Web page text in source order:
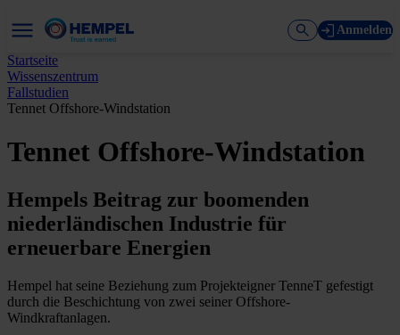
Anmelden
Startseite
Wissenszentrum
Fallstudien
Tennet Offshore-Windstation
Tennet Offshore-Windstation
Hempels Beitrag zur boomenden
niederländischen Industrie für
erneuerbare Energien
Hempel hat seine Beziehung zum Projekteigner TenneT gefestigt
durch die Beschichtung von zwei seiner Offshore-
Windkraftanlagen.